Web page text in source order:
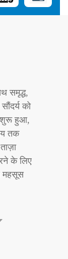
समृद्ध,
को
शुरू हुआ,
तक
के लिए
महसूस